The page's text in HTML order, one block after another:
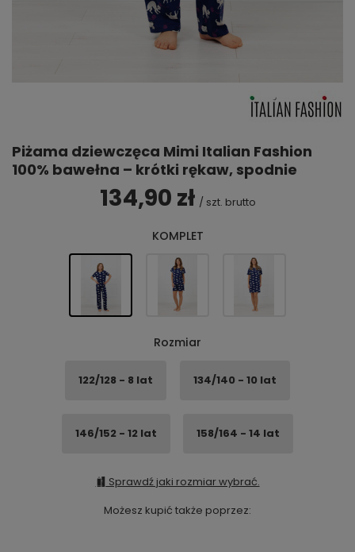
Piżama dziewczęca Mimi Italian Fashion
100% bawełna – krótki rękaw, spodnie
134,90 zł / szt. brutto
KOMPLET
Rozmiar
122/128 - 8 lat 134/140 - 10 lat
146/152 - 12 lat 158/164 - 14 lat
Sprawdź jaki rozmiar wybrać.
Możesz kupić także poprzez: